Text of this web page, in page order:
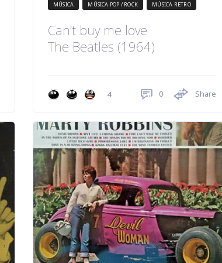
MÚSICA MÚSICA POP / ROCK MÚSICA RETRO
Can’t buy me love
The Beatles (1964)
4 0 Share